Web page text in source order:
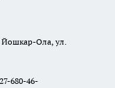
Йошкар-Ола, ул.
680-46-